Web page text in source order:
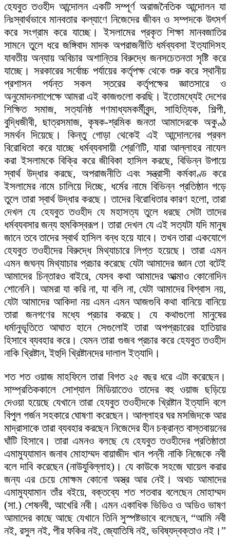
হেযবুত তওহীদ আন্দোলন একটি সম্পূর্ণ অরাজনৈতিক আন্দোলন যা
নিঃস্বার্থভাবে মানবতার কল্যাণে নিজেদের জীবন ও সম্পদকে উৎসর্গ
করে সংগ্রাম করে যাচ্ছে। ইসলামের প্রকৃত শিক্ষা মানবজাতির
সামনে তুলে ধরে জঙ্গিবাদ মাদক অপরাজনীতি ধর্মব্যবসা ইত্যাদিসহ
যাবতীয় অন্যায় অবিচার অশান্তির বিরুদ্ধে জনসচেতনতা সৃষ্টি করে
যাচ্ছে। সরকারের সর্বোচ্চ পর্যায়ের কর্তৃপক্ষ থেকে শুরু করে স্থানীয়
প্রশাসন পর্যন্ত সকল স্তরের কর্তৃপক্ষের জ্ঞাতসারে ও
অনুমোদনসাপেক্ষে আমরা এই কাজগুলো করছি। ইতোমধ্যেই দেশের
শিক্ষিত সমাজ, সত্যনিষ্ঠ গণমাধ্যমকর্মীবৃন্দ, সাহিত্যিক, শিল্পী,
বুদ্ধিজীবী, ছাত্রসমাজ, কৃষক-শ্রমিক জনতা আমাদেরকে অকুণ্ঠ
সমর্থন দিয়েছে। কিন্তু গোড়া থেকেই এই আন্দোলনের প্রবল
বিরোধিতা করে যাচ্ছে ধর্মব্যবসায়ী শ্রেণিটি, যারা আল্লাহর নাযেল
করা ইসলামকে বিক্রি করে জীবিকা হাসিল করছে, বিভিন্ন উপায়ে
স্বার্থ উদ্ধার করছে, অপরাজনীতি এবং সন্ত্রাসী কর্মকাণ্ড করে
ইসলামের নামে চালিয়ে দিচ্ছে, ধর্মের নামে বিভিন্ন প্রতিষ্ঠান গড়ে
তুলে তারা স্বার্থ উদ্ধার করছে। তাদের বিরোধিতার কারণ হলো, তারা
দেখল যে হেযবুত তওহীদ যে মহাসত্য তুলে ধরছে সেটা তাদের
ধর্মব্যবসার জন্য হুমকিস্বরূপ। তারা দেখল যে এই সত্যটা যদি মানুষ
জানে তবে তাদের স্বার্থ হাসিল বন্ধ হয়ে যাবে। তখন তারা একযোগে
হেযবুত তওহীদের বিরুদ্ধে মিথ্যাচারে লিপ্ত হয়েছে। তারা এমন
এমন জঘন্য মিথ্যাচার প্রচার করেছে যেটা আমাদের জ্ঞান তো বটেই
আমাদের চিন্তারও বাইরে, যেসব কথা আমাদের আত্মাও কোনোদিন
শোনেনি। আমরা যা করি না, যা বলি না, যেটা আমাদের বিশ্বাস নয়,
যেটা আমাদের আকিদা নয় এমন এমন আজগুবি কথা বানিয়ে বানিয়ে
তারা জনগণের মধ্যে প্রচার করছে। যে কথাগুলো মানুষের
ধর্মানুভূতিতে আঘাত হানে সেগুলোই তারা অপপ্রচারের হাতিয়ার
হিসাবে ব্যবহার করে। যেমন তারা গুজব প্রচার করে হেযবুত তওহীদ
নাকি খ্রিষ্টান, ইহুদি খ্রিষ্টানদের দালাল ইত্যাদি।
শত শত ওয়াজ মাহফিলে তারা বিগত ২৫ বছর ধরে এটা করেছেন।
সাম্প্রতিককালে সোশ্যাল মিডিয়াতেও তাদের বহু ওয়াজ ছড়িয়ে
দেওয়া হয়েছে যেখানে তারা হেযবুত তওহীদকে খ্রিষ্টান ইত্যাদি বলে
বিপুল গর্জন সহকারে ঘোষণা করেছেন। আল্লাহর ঘর মসজিদকে আর
মাদ্রাসাকে তারা ব্যবহার করছেন নিজেদের হীন চক্রান্ত বাস্তবায়নের
ঘাঁটি হিসাবে। তারা এমনও বলছে যে হেযবুত তওহীদের প্রতিষ্ঠাতা
এমামুয্যামান জনাব মোহাম্মদ বায়াজীদ খান পন্নী নাকি নিজেকে নবী
বলে দাবি করেছেন (নাউযুবিল্লাহ)। যে কাউকে সহজে ঘায়েল করার
জন্য এর চেয়ে মোক্ষম কোনো অস্ত্র আর নেই। অথচ আমাদের
এমামুয্যামান তাঁর বইয়ে, বক্তব্যে শত শতবার বলেছেন মোহাম্মদ
(সা.) শেষনবী, আখেরি নবী। এমন একাধিক ভিডিও ও অডিও ভাষণ
আমাদের কাছে আছে যেখানে তিনি সুস্পষ্টভাবে বলেছেন, “আমি নবী
নই, রসুল নই, পীর ফকির নই, জ্যোতিষি নই, ভবিষ্যদ্বক্তাও নই।”